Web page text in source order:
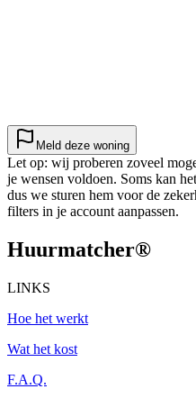
Meld deze woning
Let op: wij proberen zoveel
je wensen voldoen. Soms kan
dus we sturen hem voor de
filters in je account aanpassen.
Huurmatcher®
LINKS
Hoe het werkt
Wat het kost
F.A.Q.